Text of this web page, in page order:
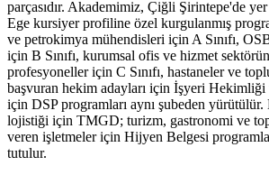
parçasıdır. Akademimiz, Çiğli Şirintepe'de
Ege kursiyer profiline özel kurgulanmış
ve petrokimya mühendisleri için A Sınıfı,
için B Sınıfı, kurumsal ofis ve hizmet
profesyoneller için C Sınıfı, hastaneler ve
başvuran hekim adayları için İşyeri Hekimliği
için DSP programları aynı şubeden
lojistiği için TMGD; turizm, gastronomi ve
veren işletmeler için Hijyen Belgesi
tutulur.